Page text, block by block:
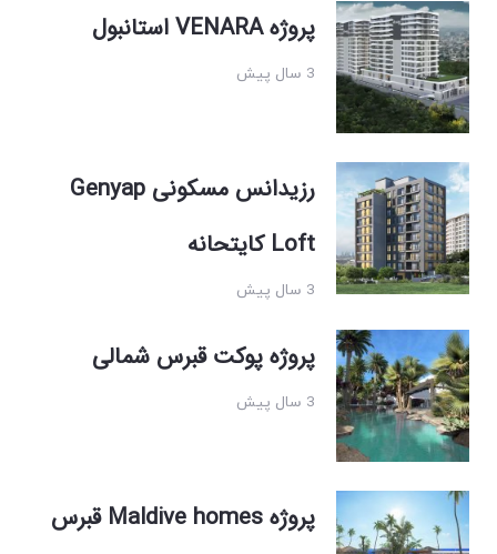
پروژه VENARA استانبول
3 سال پیش
رزیدانس مسکونی Genyap
Loft کایتحانه
3 سال پیش
پروژه پوکت قبرس شمالی
3 سال پیش
پروژه Maldive homes قبرس